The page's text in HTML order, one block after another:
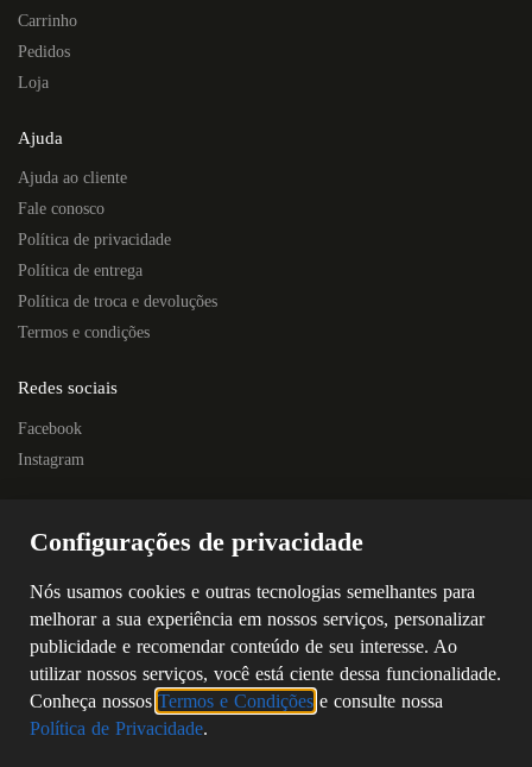
Carrinho
Pedidos
Loja
Ajuda
Ajuda ao cliente
Fale conosco
Política de privacidade
Política de entrega
Política de troca e devoluções
Termos e condições
Redes sociais
Facebook
Instagram
Rua Quintino Bocaiúva, 445E – Centro
Próximo à Escola Prof. Nelson Horostecki
CEP: 89802-250
(49) 3323-4687
(49) 98805-5869
Configurações de privacidade
Nós usamos cookies e outras tecnologias semelhantes para
melhorar a sua experiência em nossos serviços, personalizar
publicidade e recomendar conteúdo de seu interesse. Ao
utilizar nossos serviços, você está ciente dessa funcionalidade.
Conheça nossos Termos e Condições e consulte nossa
Política de Privacidade.